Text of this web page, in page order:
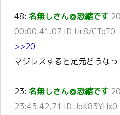
48: 名無しさん＠恐縮です
00:00:41.07 ID:Hr8/CTqT0
>>20
マジレスすると足元どうな
23: 名無しさん＠恐縮です
23:43:42.71 ID:JoK83YHx0